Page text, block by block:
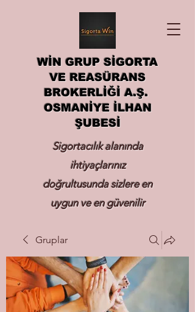
WİN GRUP SİGORTA
VE REASÜRANS
BROKERLİĞİ A.Ş.
OSMANİYE İLHAN
ŞUBESİ
Sigortacılık alanında
ihtiyaçlarınız
doğrultusunda sizlere en
uygun ve en güvenilir
Gruplar